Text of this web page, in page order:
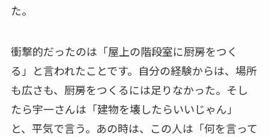
た。
衝撃的だったのは「屋上の階段室に厨房をつく
る」と言われたことです。自分の経験からは、場所
も広さも、厨房をつくるには足りなかった。そし
たら宇一さんは「建物を壊したらいいじゃん」
と、平気で言う。あの時は、この人は「何を言って